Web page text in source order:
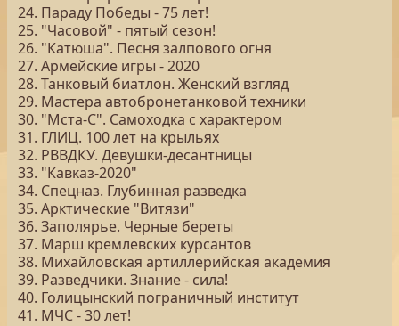
24. Параду Победы - 75 лет!
25. "Часовой" - пятый сезон!
26. "Катюша". Песня залпового огня
27. Армейские игры - 2020
28. Танковый биатлон. Женский взгляд
29. Мастера автобронетанковой техники
30. "Мста-С". Самоходка с характером
31. ГЛИЦ. 100 лет на крыльях
32. РВВДКУ. Девушки-десантницы
33. "Кавказ-2020"
34. Спецназ. Глубинная разведка
35. Арктические "Витязи"
36. Заполярье. Черные береты
37. Марш кремлевских курсантов
38. Михайловская артиллерийская академия
39. Разведчики. Знание - сила!
40. Голицынский пограничный институт
41. МЧС - 30 лет!